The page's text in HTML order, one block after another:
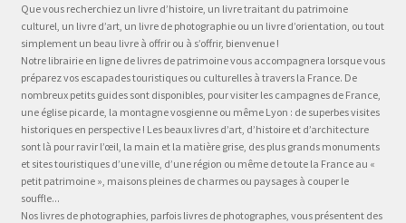
Que vous recherchiez un livre d’histoire, un livre traitant du patrimoine
culturel, un livre d’art, un livre de photographie ou un livre d’orientation, ou tout
simplement un beau livre à offrir ou à s’offrir, bienvenue !
Notre librairie en ligne de livres de patrimoine vous accompagnera lorsque vous
préparez vos escapades touristiques ou culturelles à travers la France. De
nombreux petits guides sont disponibles, pour visiter les campagnes de France,
une église picarde, la montagne vosgienne ou même Lyon : de superbes visites
historiques en perspective ! Les beaux livres d’art, d’histoire et d’architecture
sont là pour ravir l’œil, la main et la matière grise, des plus grands monuments
et sites touristiques d’une ville, d’une région ou même de toute la France au «
petit patrimoine », maisons pleines de charmes ou paysages à couper le
souffle...
Nos livres de photographies, parfois livres de photographes, vous présentent des